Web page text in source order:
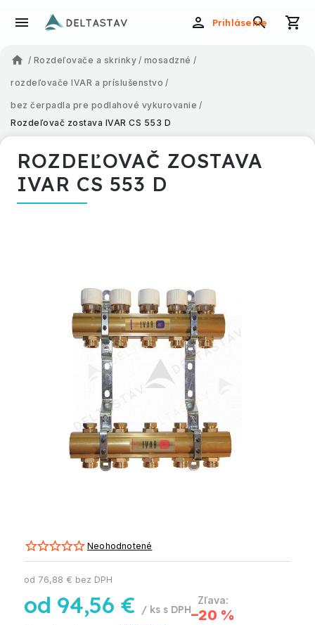
Prihlásenie
/ Rozdeľovače a skrinky / mosadzné /
rozdeľovače IVAR a príslušenstvo /
bez čerpadla pre podlahové vykurovanie /
Rozdeľovač zostava IVAR CS 553 D
ROZDEĽOVAČ ZOSTAVA
IVAR CS 553 D
Neohodnotené
–20 %
od 94,56 € / ks
od 76,88 € bez DPH